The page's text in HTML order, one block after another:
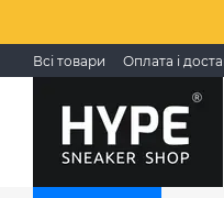
Всі товари Оплата і